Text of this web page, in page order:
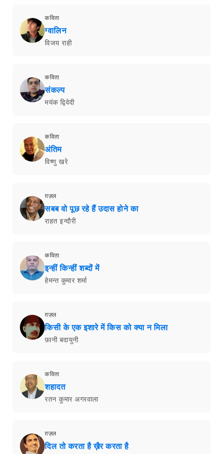
कविता
ग्वालिन
विजय राही
कविता
संकल्प
मयंक द्विवेदी
कविता
अंतिम
विष्णु खरे
ग़ज़ल
सबब वो पूछ रहे हैं उदास होने का
राहत इन्दौरी
कविता
इन्हीं किन्हीं शब्दों में
हेमन्त कुमार शर्मा
ग़ज़ल
किसी के एक इशारे में किस को क्या न मिला
फ़ानी बदायुनी
कविता
शहादत
रतन कुमार अगरवाला
ग़ज़ल
दिल तो करता है ख़ैर करता है